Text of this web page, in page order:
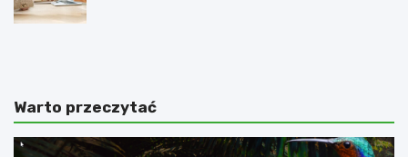
4
e
p
s
N
m
p
o
Warto przeczytać